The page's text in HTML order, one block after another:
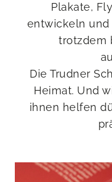
Plakate,
entwickeln und
trotzdem
Die Trudner
Heimat. Und
ihnen helfen